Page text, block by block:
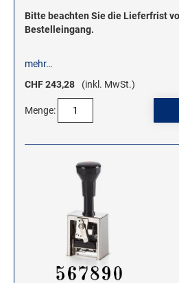
VINTAGE STEMPEL FAMILIE
VINTAGE STEMPEL
WOODIES STEMPEL
WOODIES Motivstempel
WOODIES Textstempel
MINI WOODIES
WOODIES FARBWELT
Bitte beachten Sie die Lieferfrist
Bestelleingang.
mehr…
CHF 243,28
(inkl. MwSt.)
Menge: